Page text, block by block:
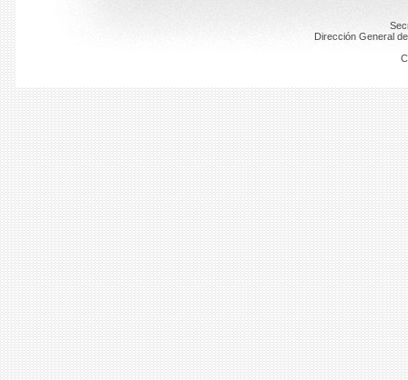
Dirección General